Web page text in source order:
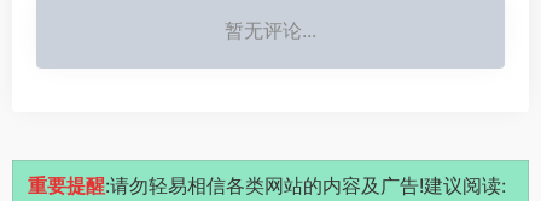
暂无评论...
重要提醒:请勿轻易相信各类网站的内容及广告!建议阅读: